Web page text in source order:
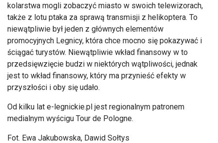
kolarstwa mogli zobaczyć miasto w swoich telewizorach,
także z lotu ptaka za sprawą transmisji z helikoptera. To
niewątpliwie był jeden z głównych elementów
promocyjnych Legnicy, która chce mocno się pokazywać i
ściągać turystów. Niewątpliwie wkład finansowy w to
przedsięwzięcie budzi w niektórych wątpliwości, jednak
jest to wkład finansowy, który ma przynieść efekty w
przyszłości i oby się udało.
Od kilku lat e-legnickie.pl jest regionalnym patronem
medialnym wyścigu Tour de Pologne.
Fot. Ewa Jakubowska, Dawid Sołtys